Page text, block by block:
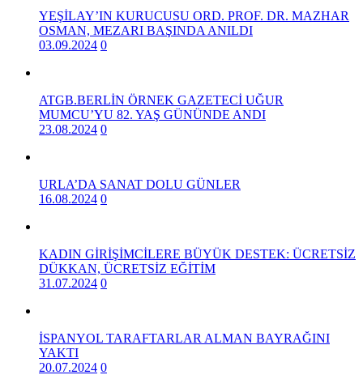
YEŞİLAY’IN KURUCUSU ORD. PROF. DR. MAZHAR
OSMAN, MEZARI BAŞINDA ANILDI
03.09.2024 0
ATGB.BERLİN ÖRNEK GAZETECİ UĞUR
MUMCU’YU 82. YAŞ GÜNÜNDE ANDI
23.08.2024 0
URLA’DA SANAT DOLU GÜNLER
16.08.2024 0
KADIN GİRİŞİMCİLERE BÜYÜK DESTEK: ÜCRETSİZ
DÜKKAN, ÜCRETSİZ EĞİTİM
31.07.2024 0
İSPANYOL TARAFTARLAR ALMAN BAYRAĞINI
YAKTI
20.07.2024 0